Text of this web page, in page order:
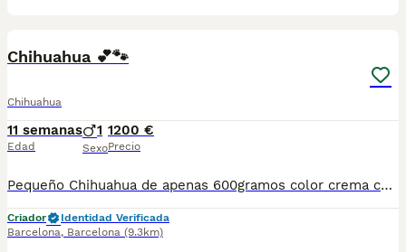
Chihuahua 💕🐾
Chihuahua
11 semanas
Edad
1
Sexo
1200 €
Precio
Pequeño Chihuahua de apenas 600gramos color crema con ojos verdes un pequeño y precioso ejemplar listo para ir a su nuevo hogar.Se entrega con su cartilla de vacunacion y desparacion correspondiente a su edad. Todos nuestros cachorros estan criados en ambiente familiar con mucho amor y mucha dedicación.
Criador
Identidad Verificada
Barcelona, Barcelona (9.3km)